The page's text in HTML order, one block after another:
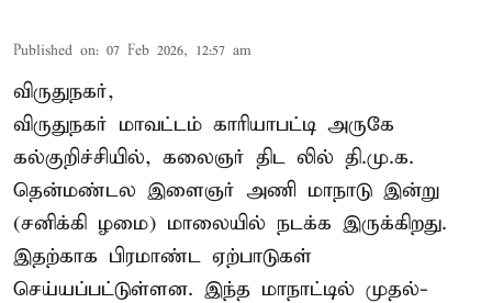
Published on: 07 Feb 2026, 12:57 am
விருதுநகர்,
விருதுநகர் மாவட்டம் காரியாபட்டி அருகே
கல்குறிச்சியில், கலைஞர் திட லில் தி.மு.க.
தென்மண்டல இளைஞர் அணி மாநாடு இன்று
(சனிக்கி ழமை) மாலையில் நடக்க இருக்கிறது.
இதற்காக பிரமாண்ட ஏற்பாடுகள்
செய்யப்பட்டுள்ளன. இந்த மாநாட்டில் முதல்-